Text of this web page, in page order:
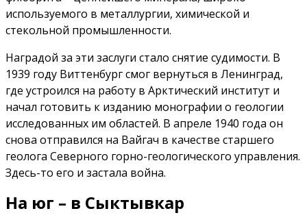
используемого в металлургии, химической и
стекольной промышленности.
Наградой за эти заслуги стало снятие судимости. В
1939 году Виттенбург смог вернуться в Ленинград,
где устроился на работу в Арктический институт и
начал готовить к изданию монографии о геологии
исследованных им областей. В апреле 1940 года он
снова отправился на Вайгач в качестве старшего
геолога Северного горно-геологического управления.
Здесь-то его и застала война.
На юг – в Сыктывкар